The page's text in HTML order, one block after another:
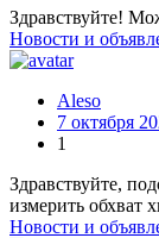
Здравствуйте!
Новости и
Aleso
7 октября
1
Здравствуйте,
измерить обхват
Новости и